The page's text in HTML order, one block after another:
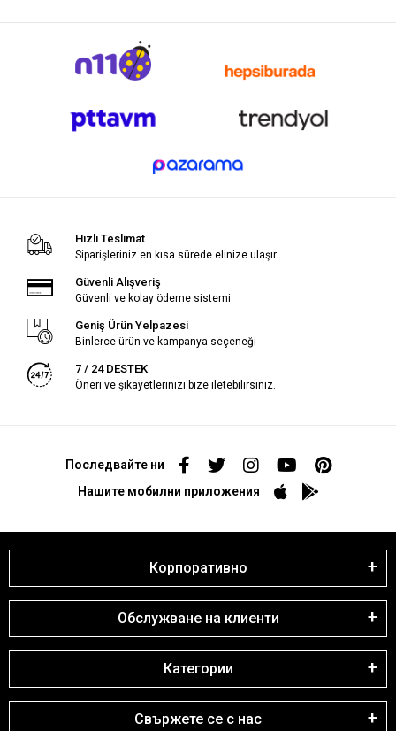
Hızlı Teslimat
Siparişleriniz en kısa sürede elinize ulaşır.
Güvenli Alışveriş
Güvenli ve kolay ödeme sistemi
Geniş Ürün Yelpazesi
Binlerce ürün ve kampanya seçeneği
7 / 24 DESTEK
Öneri ve şikayetlerinizi bize iletebilirsiniz.
Последвайте ни
Нашите мобилни приложения
Корпоративно
Обслужване на клиенти
Категории
Свържете се с нас